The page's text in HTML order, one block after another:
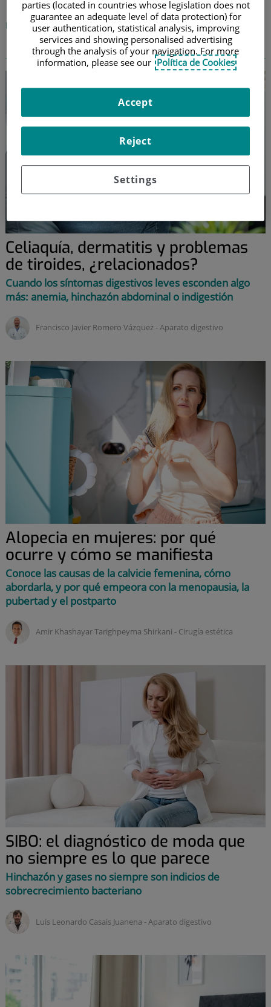
Nuestros especialistas nos muestran su aspecto más científico
Celiaquía, dermatitis y problemas
de tiroides, ¿relacionados?
Cuando los síntomas digestivos leves esconden algo
más: anemia, hinchazón abdominal o indigestión
Francisco Javier Romero Vázquez ‑ aparato digestivo
Alopecia en mujeres: por qué
ocurre y cómo se manifiesta
Conoce las causas de la calvicie femenina, cómo
abordarla, y por qué empeora con la menopausia, la
pubertad y el postparto
Amir Khashayar Tarighpeyma Shirkani ‑ Cirugía estética
SIBO: el diagnóstico de moda que
no siempre es lo que parece
Hinchazón y gases no siempre son indicios de
sobrecrecimiento bacteriano
Luis Leonardo Casais Juanena ‑ aparato digestivo
parties (located in countries whose legislation does not
guarantee an adequate level of data protection) for
user authentication, statistical analysis, improving
services and showing personalised advertising
through the analysis of your navigation. For more
information, please see our Política de Cookies
Settings
Reject
Accept